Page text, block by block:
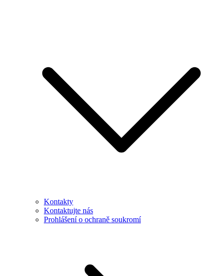
Kontakty
Kontaktujte nás
Prohlášení o ochraně soukromí